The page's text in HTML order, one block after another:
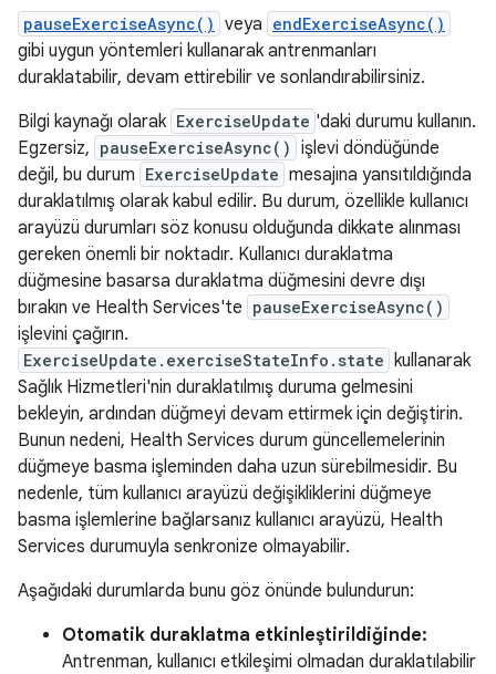
pauseExerciseAsync() veya endExerciseAsync()
gibi uygun yöntemleri kullanarak antrenmanları
duraklatabilir, devam ettirebilir ve sonlandırabilirsiniz.
Bilgi kaynağı olarak ExerciseUpdate 'daki durumu kullanın.
Egzersiz, pauseExerciseAsync() işlevi döndüğünde
değil, bu durum ExerciseUpdate mesajına yansıtıldığında
duraklatılmış olarak kabul edilir. Bu durum, özellikle kullanıcı
arayüzü durumları söz konusu olduğunda dikkate alınması
gereken önemli bir noktadır. Kullanıcı duraklatma
düğmesine basarsa duraklatma düğmesini devre dışı
bırakın ve Health Services'te pauseExerciseAsync()
işlevini çağırın.
ExerciseUpdate.exerciseStateInfo.state kullanarak
Sağlık Hizmetleri'nin duraklatılmış duruma gelmesini
bekleyin, ardından düğmeyi devam ettirmek için değiştirin.
Bunun nedeni, Health Services durum güncellemelerinin
düğmeye basma işleminden daha uzun sürebilmesidir. Bu
nedenle, tüm kullanıcı arayüzü değişikliklerini düğmeye
basma işlemlerine bağlarsanız kullanıcı arayüzü, Health
Services durumuyla senkronize olmayabilir.
Aşağıdaki durumlarda bunu göz önünde bulundurun:
Otomatik duraklatma etkinleştirildiğinde:
Antrenman, kullanıcı etkileşimi olmadan duraklatılabilir